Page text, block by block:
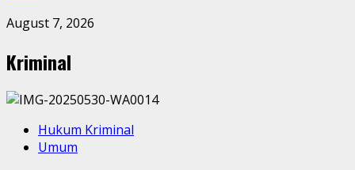
August 7, 2026
Kriminal
Hukum Kriminal
Umum